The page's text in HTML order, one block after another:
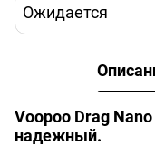
Ожидается
Voopoo Drag
надежный.